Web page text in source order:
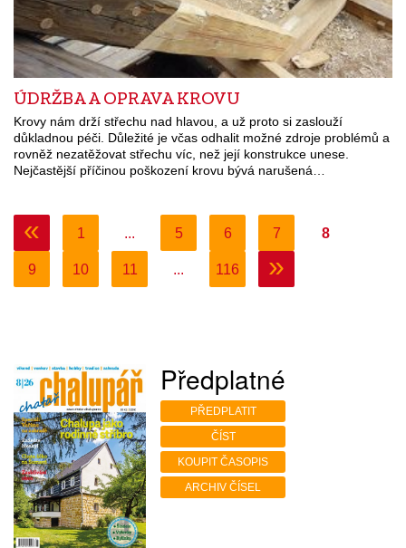
ÚDRŽBA A OPRAVA KROVU
Krovy nám drží střechu nad hlavou, a už proto si zaslouží
důkladnou péči. Důležité je včas odhalit možné zdroje problémů a
rovněž nezatěžovat střechu víc, než její konstrukce unese.
Nejčastější příčinou poškození krovu bývá narušená…
« 1 ... 5 6 7 8
9 10 11 ... 116 »
Předplatné
PŘEDPLATIT
ČÍST
KOUPIT ČASOPIS
ARCHIV ČÍSEL